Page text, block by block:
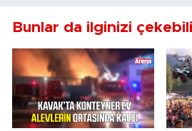
Bunlar da ilginizi